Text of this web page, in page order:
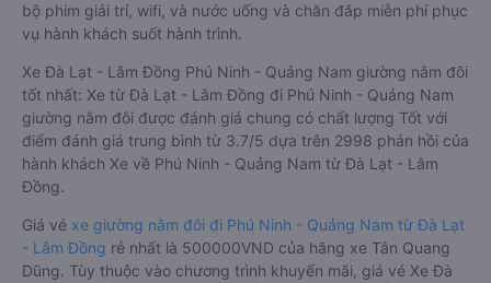
bộ phim giải trí, wifi, và nước uống và chăn đắp miễn phí phục
vụ hành khách suốt hành trình.
Xe Đà Lạt - Lâm Đồng Phú Ninh - Quảng Nam giường nằm đôi
tốt nhất: Xe từ Đà Lạt - Lâm Đồng đi Phú Ninh - Quảng Nam
giường nằm đôi được đánh giá chung có chất lượng Tốt với
điểm đánh giá trung bình từ 3.7/5 dựa trên 2998 phản hồi của
hành khách Xe về Phú Ninh - Quảng Nam từ Đà Lạt - Lâm
Đồng.
Giá vé xe giường nằm đôi đi Phú Ninh - Quảng Nam từ Đà Lạt
- Lâm Đồng rẻ nhất là 500000VND của hãng xe Tân Quang
Dũng. Tùy thuộc vào chương trình khuyến mãi, giá vé Xe Đà